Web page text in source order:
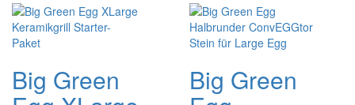
Big Green Big Green